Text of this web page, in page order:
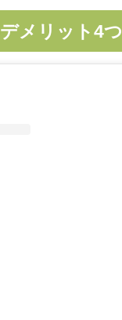
メリット4つ